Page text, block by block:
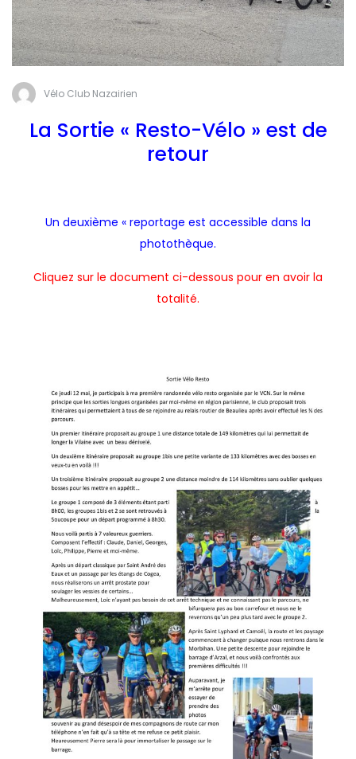
Vélo Club Nazairien
La Sortie « Resto-Vélo » est de
retour
Un deuxième « reportage est accessible dans la
photothèque.
Cliquez sur le document ci-dessous pour en avoir la
totalité.